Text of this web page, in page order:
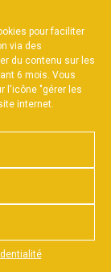
pour faciliter
via des
du contenu sur les
6 mois. Vous
l'icône "gérer les
internet.